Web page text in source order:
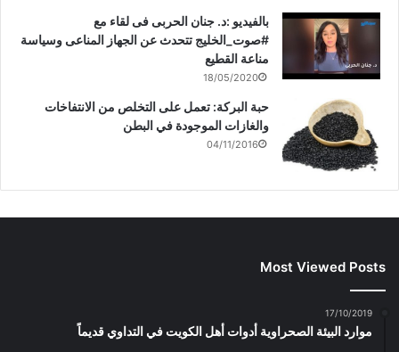
بالفيديو :د. جنان الحربى فى لقاء مع
#صوت_الخليج تتحدث عن الجهاز المناعى وسياسة
مناعة القطيع
18/05/2020
حبة البركة: تعمل على التخلص من الانتفاخات
والغازات الموجودة في البطن
04/11/2016
Most Viewed Posts
17/10/2019
موارد البيئة الصحراوية أدوات أهل الكويت في التداوي قديماً